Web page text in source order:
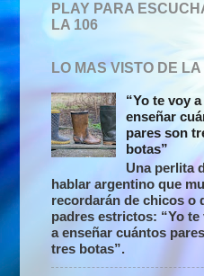
PLAY PARA
LA 106
LO MAS VISTO DE LA
“Yo te voy a
enseñar
pares son
botas”
Una perlita
hablar argentino que
recordarán de chicos o
padres estrictos: “Yo te
a enseñar cuántos
tres botas”.